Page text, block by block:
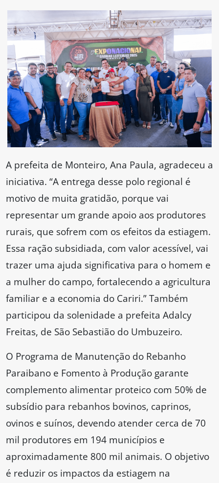
A prefeita de Monteiro, Ana Paula, agradeceu a
iniciativa. “A entrega desse polo regional é
motivo de muita gratidão, porque vai
representar um grande apoio aos produtores
rurais, que sofrem com os efeitos da estiagem.
Essa ração subsidiada, com valor acessível, vai
trazer uma ajuda significativa para o homem e
a mulher do campo, fortalecendo a agricultura
familiar e a economia do Cariri.” Também
participou da solenidade a prefeita Adalcy
Freitas, de São Sebastião do Umbuzeiro.
O Programa de Manutenção do Rebanho
Paraibano e Fomento à Produção garante
complemento alimentar proteico com 50% de
subsídio para rebanhos bovinos, caprinos,
ovinos e suínos, devendo atender cerca de 70
mil produtores em 194 municípios e
aproximadamente 800 mil animais. O objetivo
é reduzir os impactos da estiagem na